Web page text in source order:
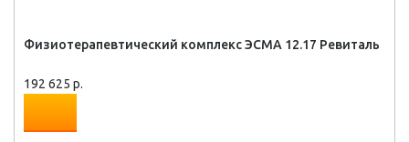
Физиотерапевтический комплекс ЭСМА 12.17 Ревиталь
192 625 р.